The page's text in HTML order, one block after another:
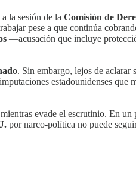
la sesión de la Comisión de
pese a que continúa
—acusación que incluye
. Sin embargo, lejos de aclarar
estadounidenses
evade el escrutinio. En un
por narco-política no puede